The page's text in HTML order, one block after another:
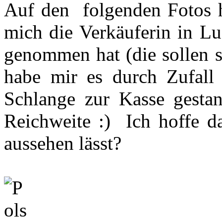
Auf den folgenden Fotos
mich die Verkäuferin in
genommen hat (die sollen
habe mir es durch
Schlange zur Kasse
Reichweite :) Ich hoffe
aussehen lässt?